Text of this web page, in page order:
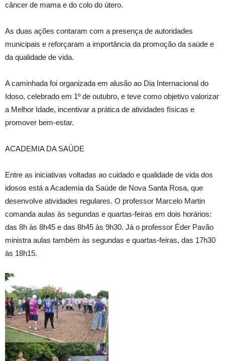
câncer de mama e do colo do útero.
As duas ações contaram com a presença de autoridades
municipais e reforçaram a importância da promoção da saúde e
da qualidade de vida.
A caminhada foi organizada em alusão ao Dia Internacional do
Idoso, celebrado em 1º de outubro, e teve como objetivo valorizar
a Melhor Idade, incentivar a prática de atividades físicas e
promover bem-estar.
ACADEMIA DA SAÚDE
Entre as iniciativas voltadas ao cuidado e qualidade de vida dos
idosos está a Academia da Saúde de Nova Santa Rosa, que
desenvolve atividades regulares. O professor Marcelo Martin
comanda aulas às segundas e quartas-feiras em dois horários:
das 8h às 8h45 e das 8h45 às 9h30. Já o professor Éder Pavão
ministra aulas também às segundas e quartas-feiras, das 17h30
às 18h15.